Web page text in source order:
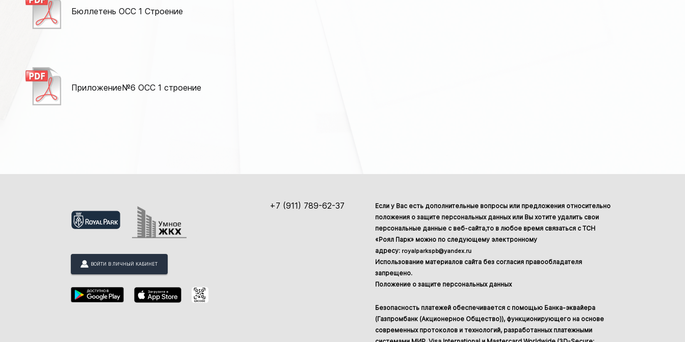
Бюллетень ОСС 1 Строение
Приложение№6 ОСС 1 строение
ВОЙТИ В ЛИЧНЫЙ КАБИНЕТ
+7 (911) 789-62-37
Если у Вас есть дополнительные вопросы или предложения относительно
положения о защите персональных данных или Вы хотите удалить свои
персональные данные с веб-сайта,то в любое время связаться с ТСН
«Роял Парк» можно по следующему электронному
адресу: royalparkspb@yandex.ru
Использование материалов сайта без согласия правообладателя
запрещено.
Положение о защите персональных данных
Безопасность платежей обеспечивается с помощью Банка-эквайера
(Газпромбанк (Акционерное Общество)), функционирующего на основе
современных протоколов и технологий, разработанных платежными